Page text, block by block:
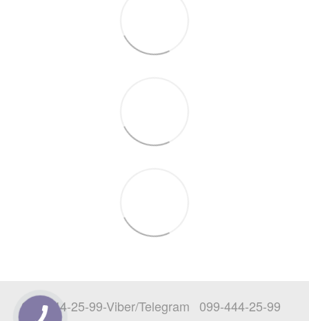
097-444-25-99-Viber/Telegram 099-444-25-99